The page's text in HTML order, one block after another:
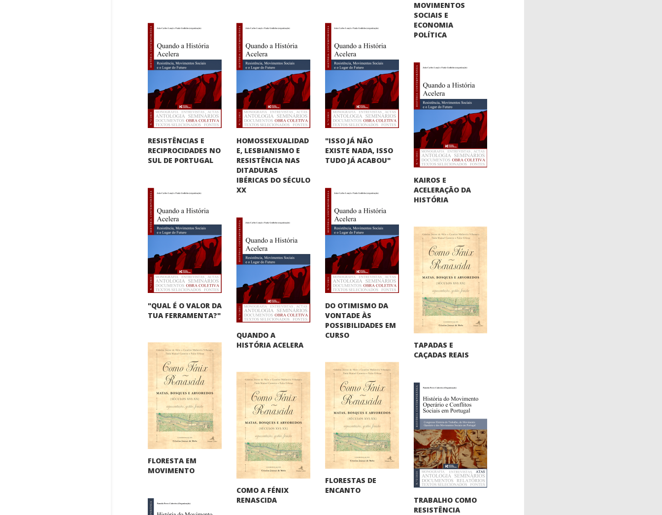
MOVIMENTOS
SOCIAIS E
ECONOMIA
POLÍTICA
RESISTÊNCIAS E
RECIPROCIDADES NO
SUL DE PORTUGAL
HOMOSSEXUALIDAD
E, LESBIANISMO E
RESISTÊNCIA NAS
DITADURAS
IBÉRICAS DO SÉCULO
XX
"ISSO JÁ NÃO
EXISTE NADA, ISSO
TUDO JÁ ACABOU"
KAIROS E
ACELERAÇÃO DA
HISTÓRIA
"QUAL É O VALOR DA
TUA FERRAMENTA?"
DO OTIMISMO DA
VONTADE ÀS
POSSIBILIDADES EM
CURSO
QUANDO A
HISTÓRIA ACELERA TAPADAS E
CAÇADAS REAIS
FLORESTA EM
MOVIMENTO
FLORESTAS DE
ENCANTO
COMO A FÉNIX
RENASCIDA TRABALHO COMO
RESISTÊNCIA